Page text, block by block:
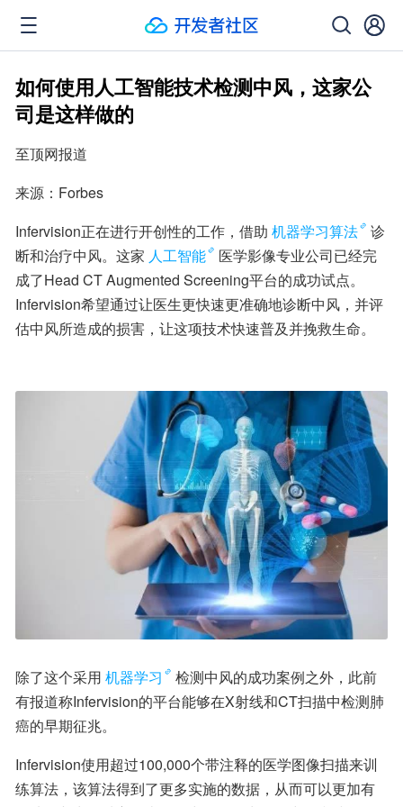
如何使用人工智能技术检测中风，这家公
司是这样做的
至顶网报道
来源：Forbes
Infervision正在进行开创性的工作，借助 机器学习算法
诊
断和治疗中风。这家 人工智能
医学影像专业公司已经完
成了Head CT Augmented Screening平台的成功试点。
Infervision希望通过让医生更快速更准确地诊断中风，并评
估中风所造成的损害，让这项技术快速普及并挽救生命。
除了这个采用 机器学习
检测中风的成功案例之外，此前
有报道称Infervision的平台能够在X射线和CT扫描中检测肺
癌的早期征兆。
Infervision使用超过100,000个带注释的医学图像扫描来训
练算法，该算法得到了更多实施的数据，从而可以更加有